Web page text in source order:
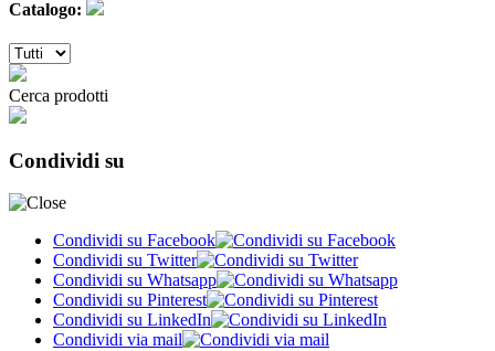
Catalogo:
Cerca prodotti
Condividi su
Condividi su Facebook
Condividi su Twitter
Condividi su Whatsapp
Condividi su Pinterest
Condividi su LinkedIn
Condividi via mail